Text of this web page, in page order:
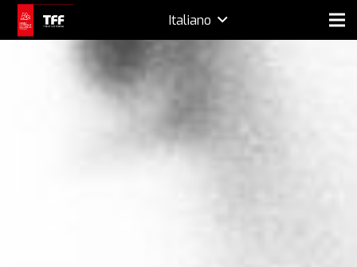
Italiano